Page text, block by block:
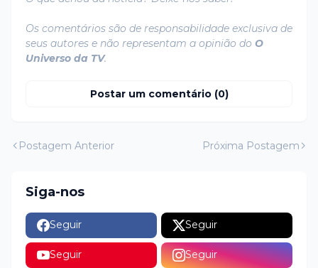
Os comentários são de responsabilidade exclusiva de
seus autores e não representam a opinião do O
Universo da TV.
Postar um comentário (0)
Postagem Anterior Próxima Postagem
Siga-nos
Seguir Seguir
Seguir Seguir